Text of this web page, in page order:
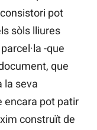
pot
sòls lliures
-que
que
la seva
encara pot patir
construït de